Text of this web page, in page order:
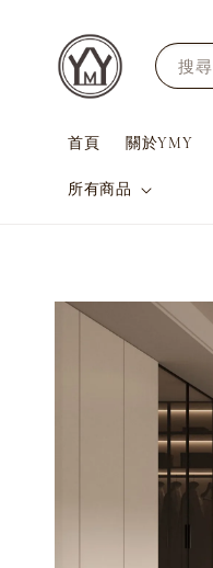
搜尋
首頁 關於YMY
所有商品